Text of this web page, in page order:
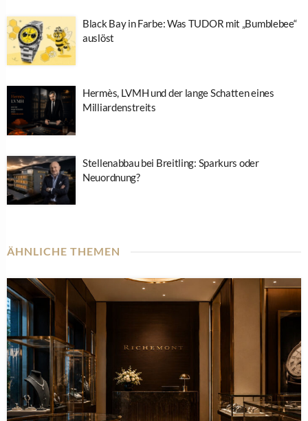
Black Bay in Farbe: Was TUDOR mit „Bumblebee“
auslöst
Hermès, LVMH und der lange Schatten eines
Milliardenstreits
Stellenabbau bei Breitling: Sparkurs oder
Neuordnung?
ÄHNLICHE THEMEN